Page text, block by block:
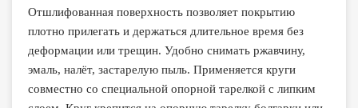
Отшлифованная поверхность позволяет покрытию
плотно прилегать и держаться длительное время без
деформации или трещин. Удобно снимать ржавчину,
эмаль, налёт, застарелую пыль. Применяется круги
совместно со специальной опорной тарелкой с липким